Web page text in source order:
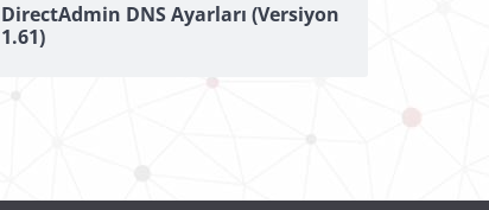
DirectAdmin DNS Ayarları (Versiyon
1.61)